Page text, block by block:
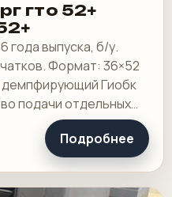
гто 52+
года выпуска, б/у.
Формат: 36×52
демпфирующий Гиобк
подачи отдельных
Подробнее